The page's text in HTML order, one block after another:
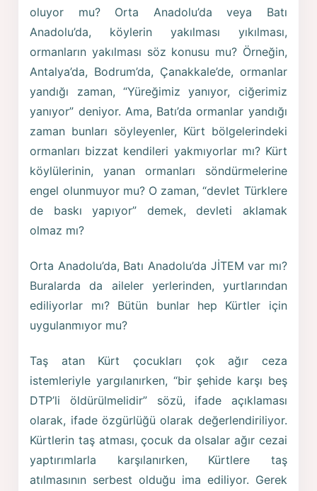
oluyor mu? Orta Anadolu’da veya Batı
Anadolu’da, köylerin yakılması yıkılması,
ormanların yakılması söz konusu mu? Örneğin,
Antalya’da, Bodrum’da, Çanakkale’de, ormanlar
yandığı zaman, “Yüreğimiz yanıyor, ciğerimiz
yanıyor” deniyor. Ama, Batı’da ormanlar yandığı
zaman bunları söyleyenler, Kürt bölgelerindeki
ormanları bizzat kendileri yakmıyorlar mı? Kürt
köylülerinin, yanan ormanları söndürmelerine
engel olunmuyor mu? O zaman, “devlet Türklere
de baskı yapıyor” demek, devleti aklamak
olmaz mı?
Orta Anadolu’da, Batı Anadolu’da JİTEM var mı?
Buralarda da aileler yerlerinden, yurtlarından
ediliyorlar mı? Bütün bunlar hep Kürtler için
uygulanmıyor mu?
Taş atan Kürt çocukları çok ağır ceza
istemleriyle yargılanırken, “bir şehide karşı beş
DTP’li öldürülmelidir” sözü, ifade açıklaması
olarak, ifade özgürlüğü olarak değerlendiriliyor.
Kürtlerin taş atması, çocuk da olsalar ağır cezai
yaptırımlarla karşılanırken, Kürtlere taş
atılmasının serbest olduğu ima ediliyor. Gerek